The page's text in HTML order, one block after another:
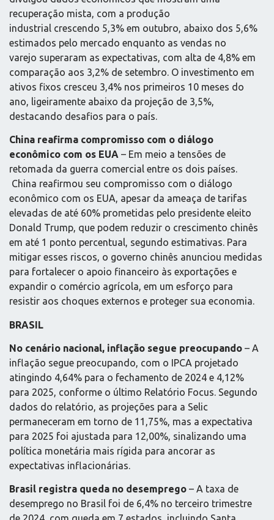
recuperação mista, com a produção
industrial crescendo 5,3% em outubro, abaixo dos 5,6%
estimados pelo mercado enquanto as vendas no
varejo superaram as expectativas, com alta de 4,8% em
comparação aos 3,2% de setembro. O investimento em
ativos fixos cresceu 3,4% nos primeiros 10 meses do
ano, ligeiramente abaixo da projeção de 3,5%,
destacando desafios para o país.
China reafirma compromisso com o diálogo
econômico com os EUA – Em meio a tensões de
retomada da guerra comercial entre os dois países.
China reafirmou seu compromisso com o diálogo
econômico com os EUA, apesar da ameaça de tarifas
elevadas de até 60% prometidas pelo presidente eleito
Donald Trump, que podem reduzir o crescimento chinês
em até 1 ponto percentual, segundo estimativas. Para
mitigar esses riscos, o governo chinês anunciou medidas
para fortalecer o apoio financeiro às exportações e
expandir o comércio agrícola, em um esforço para
resistir aos choques externos e proteger sua economia.
BRASIL
No cenário nacional, inflação segue preocupando – A
inflação segue preocupando, com o IPCA projetado
atingindo 4,64% para o fechamento de 2024 e 4,12%
para 2025, conforme o último Relatório Focus. Segundo
dados do relatório, as projeções para a Selic
permaneceram em torno de 11,75%, mas a expectativa
para 2025 foi ajustada para 12,00%, sinalizando uma
política monetária mais rígida para ancorar as
expectativas inflacionárias.
Brasil registra queda no desemprego – A taxa de
desemprego no Brasil foi de 6,4% no terceiro trimestre